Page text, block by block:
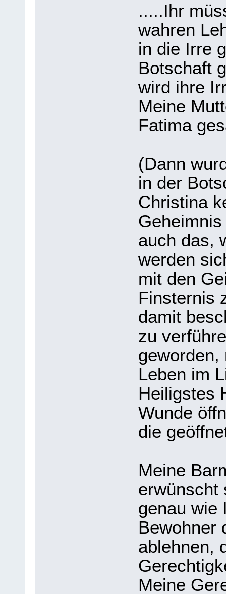
.....Ihr
wahren
in die Irre
Botschaft
wird ihre
Meine
Fatima
(Dann
in der
Christina
auch das,
werden
mit den
Finsternis
damit
zu
geworden,
Leben im
Heiligstes
Wunde
die
Meine
erwünscht
genau wie
Bewohner
ablehnen,
Meine